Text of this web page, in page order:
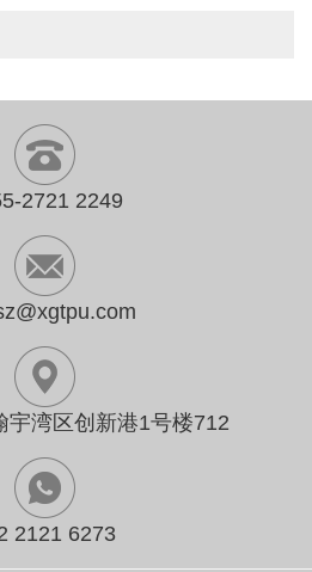
2721 2249
宇湾区创新港1号楼712
2121 6273